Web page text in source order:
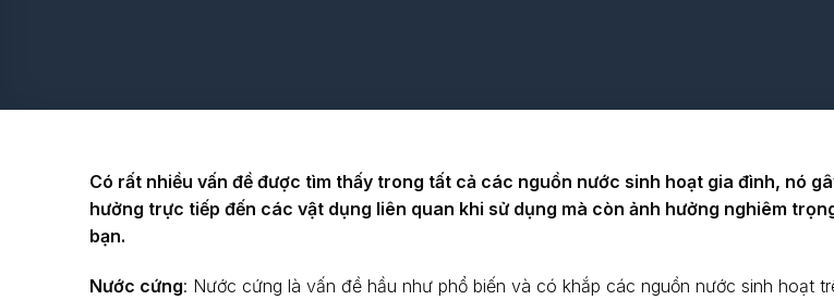
Có rất nhiều vấn đề được tìm thấy trong tất cả các nguồn nước sinh hoạt gia đình, nó
hưởng trực tiếp đến các vật dụng liên quan khi sử dụng mà còn ảnh hưởng nghiêm
bạn.
Nước cứng: Nước cứng là vấn đề hầu như phổ biến và có khắp các nguồn nước sinh hoạt